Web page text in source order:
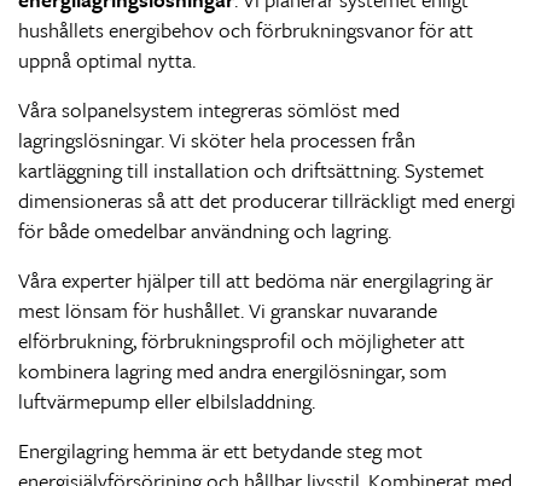
hushållets energibehov och förbrukningsvanor för att
uppnå optimal nytta.
Våra solpanelsystem integreras sömlöst med
lagringslösningar. Vi sköter hela processen från
kartläggning till installation och driftsättning. Systemet
dimensioneras så att det producerar tillräckligt med energi
för både omedelbar användning och lagring.
Våra experter hjälper till att bedöma när energilagring är
mest lönsam för hushållet. Vi granskar nuvarande
elförbrukning, förbrukningsprofil och möjligheter att
kombinera lagring med andra energilösningar, som
luftvärmepump eller elbilsladdning.
Energilagring hemma är ett betydande steg mot